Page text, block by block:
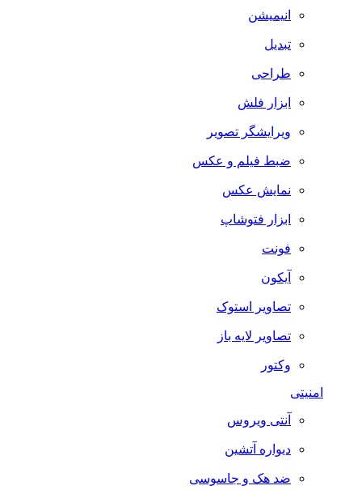
انیمیشن
تبدیل
طراحی
ابزار فلش
ویرایشگر تصویر
ضبط فيلم و عكس
نمایش عکس
ابزار فتوشاپ
فونت
آیکون
تصاویر استوک
تصاویر لایه باز
وکتور
امنیتی
آنتی ویروس
دیواره آتشین
ضد هک و جاسوسی